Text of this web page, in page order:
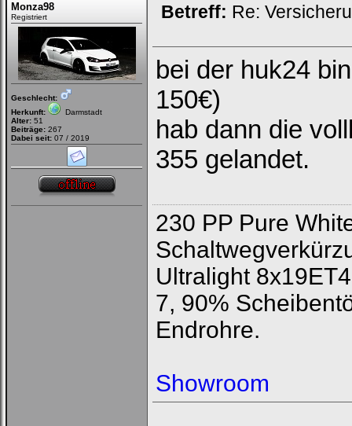
Monza98
Registriert
Geschlecht:
Herkunft:
Darmstadt
Alter: 51
Beiträge: 267
Dabei seit: 07 / 2019
Betreff: Re:
bei der huk24
150€)
hab dann die
355 gelandet.
230 PP Pure
Ultralight
7, 90%
Endrohre.
Showroom